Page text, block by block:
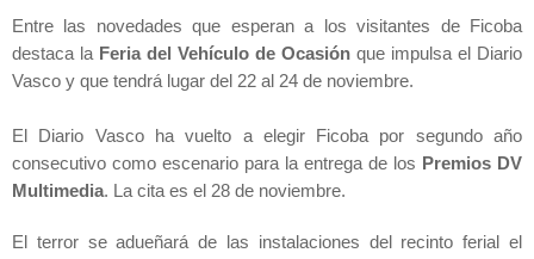
Entre las novedades que esperan a los visitantes de Ficoba
destaca la Feriadel Vehículo de Ocasión que impulsa el Diario
Vasco y que tendrá lugar del 22 al 24 de noviembre.
El Diario Vasco ha vuelto a elegir Ficoba por segundo año
consecutivo como escenario para la entrega de los Premios DV
Multimedia. La cita es el 28 de noviembre.
El terror se adueñará de las instalaciones del recinto ferial el